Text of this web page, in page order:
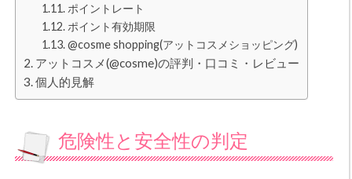
ポイントレート
ポイント有効期限
@cosme shopping(アットコスメショッピング)
アットコスメ(@cosme)の評判・口コミ・レビュー
個人的見解
危険性と安全性の判定